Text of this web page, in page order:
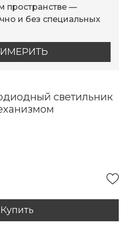
пространстве —
и без специальных
светильник
Купить